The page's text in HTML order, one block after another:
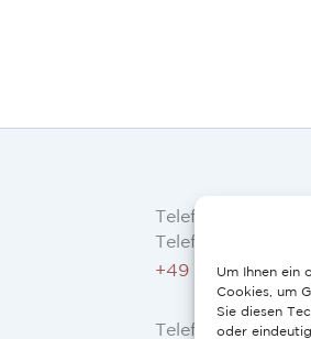
Um Ihnen ein
Cookies, um
Sie diesen
oder
Telefon
Telefon AT, DE:
+49 234 3075
Telefon ES, FR,